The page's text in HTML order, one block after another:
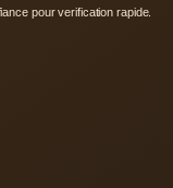
pour verification rapide.